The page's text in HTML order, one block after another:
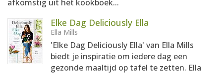
afkomstig uit het kookboek...
Elke Dag Deliciously Ella
Ella Mills
'Elke Dag Deliciously Ella' van Ella Mills
biedt je inspiratie om iedere dag een
gezonde maaltijd op tafel te zetten. Ella